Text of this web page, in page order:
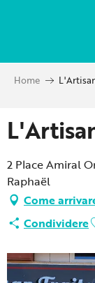
principal
Home
2 Place Amiral
Raphaël
Come
Condividere